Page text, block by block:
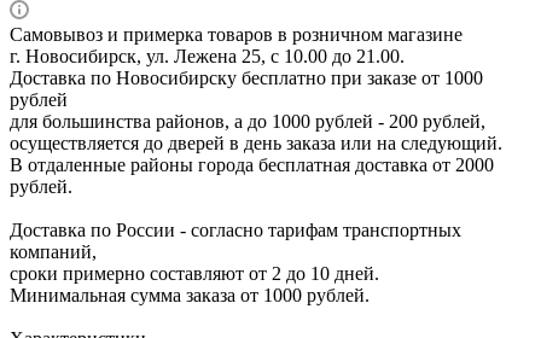
Самовывоз и примерка товаров в розничном магазине
г. Новосибирск, ул. Лежена 25, с 10.00 до 21.00.
Доставка по Новосибирску бесплатно при заказе от 1000
рублей
для большинства районов, а до 1000 рублей - 200 рублей,
осуществляется до дверей в день заказа или на следующий.
В отдаленные районы города бесплатная доставка от 2000
рублей.
Доставка по России - согласно тарифам транспортных
компаний,
сроки примерно составляют от 2 до 10 дней.
Минимальная сумма заказа от 1000 рублей.